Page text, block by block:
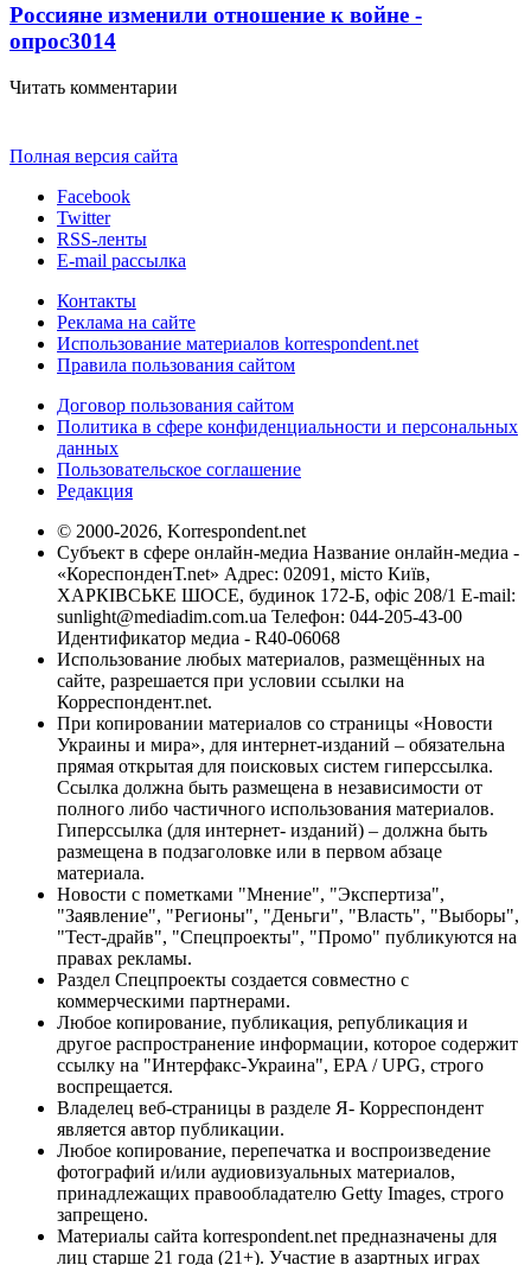
Россияне изменили отношение к войне -
опрос3014
Читать комментарии
Полная версия сайта
Facebook
Twitter
RSS-ленты
E-mail рассылка
Контакты
Реклама на сайте
Использование материалов korrespondent.net
Правила пользования сайтом
Договор пользования сайтом
Политика в сфере конфиденциальности и персональных
данных
Пользовательское соглашение
Редакция
© 2000-2026, Korrespondent.net
Субъект в сфере онлайн-медиа Название онлайн-медиа -
«КореспонденТ.net» Адрес: 02091, місто Київ,
ХАРКІВСЬКЕ ШОСЕ, будинок 172-Б, офіс 208/1 E-mail:
sunlight@mediadim.com.ua Телефон: 044-205-43-00
Идентификатор медиа - R40-06068
Использование любых материалов, размещённых на
сайте, разрешается при условии ссылки на
Корреспондент.net.
При копировании материалов со страницы «Новости
Украины и мира», для интернет-изданий – обязательна
прямая открытая для поисковых систем гиперссылка.
Ссылка должна быть размещена в независимости от
полного либо частичного использования материалов.
Гиперссылка (для интернет- изданий) – должна быть
размещена в подзаголовке или в первом абзаце
материала.
Новости с пометками "Мнение", "Экспертиза",
"Заявление", "Регионы", "Деньги", "Власть", "Выборы",
"Тест-драйв", "Спецпроекты", "Промо" публикуются на
правах рекламы.
Раздел Спецпроекты создается совместно с
коммерческими партнерами.
Любое копирование, публикация, републикация и
другое распространение информации, которое содержит
ссылку на "Интерфакс-Украина", EPA / UPG, строго
воспрещается.
Владелец веб-страницы в разделе Я- Корреспондент
является автор публикации.
Любое копирование, перепечатка и воспроизведение
фотографий и/или аудиовизуальных материалов,
принадлежащих правообладателю Getty Images, строго
запрещено.
Материалы сайта korrespondent.net предназначены для
лиц старше 21 года (21+). Участие в азартных играх